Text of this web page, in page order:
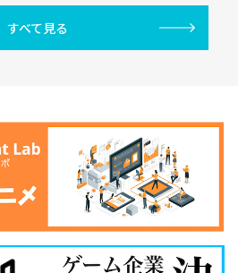
すべて見る